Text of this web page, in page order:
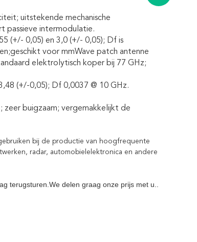
uitstekende mechanische
passieve intermodulatie.
(+/- 0,05) en 3,0 (+/- 0,05); Df is
voor mmWave patch antenne
elektrolytisch koper bij 77 GHz;
(+/-0,05); Df 0,0037 @ 10 GHz.
buigzaam; vergemakkelijkt de
bij de productie van hoogfrequente
radar, automobielelektronica en andere
terugsturen.We delen graag onze prijs met u..